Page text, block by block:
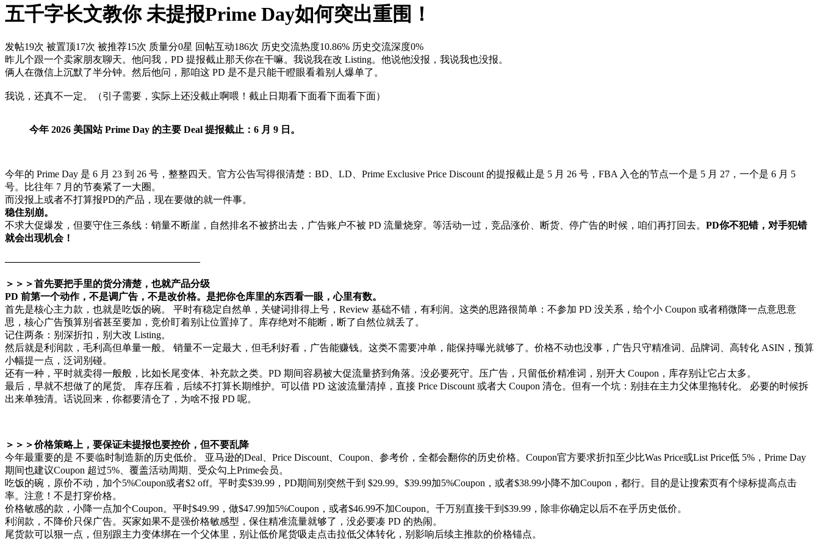
五千字长文教你 未提报Prime Day如何突出重围！
发帖19次 被置顶17次 被推荐15次 质量分0星 回帖互动186次 历史交流热度10.86% 历史交流深度0%
昨儿个跟一个卖家朋友聊天。他问我，PD 提报截止那天你在干嘛。我说我在改 Listing。他说他没报，我说我也没报。
俩人在微信上沉默了半分钟。然后他问，那咱这 PD 是不是只能干瞪眼看着别人爆单了。
我说，还真不一定。（引子需要，实际上还没截止啊喂！截止日期看下面看下面看下面）
今年 2026 美国站 Prime Day 的主要 Deal 提报截止：6 月 9 日。
今年的 Prime Day 是 6 月 23 到 26 号，整整四天。官方公告写得很清楚：BD、LD、Prime Exclusive Price Discount 的提报截止是 5 月 26 号，FBA 入仓的节点一个是 5 月 27，一个是 6 月 5
号。比往年 7 月的节奏紧了一大圈。
而没报上或者不打算报PD的产品，现在要做的就一件事。
稳住别崩。
不求大促爆发，但要守住三条线：销量不断崖，自然排名不被挤出去，广告账户不被 PD 流量烧穿。等活动一过，竞品涨价、断货、停广告的时候，咱们再打回去。 PD你不犯错，对手犯错
就会出现机会！
————————————————————
＞＞＞首先要把手里的货分清楚，也就产品分级
PD 前第一个动作，不是调广告，不是改价格。是把你仓库里的东西看一眼，心里有数。
首先是核心主力款，也就是吃饭的碗。 平时有稳定自然单，关键词排得上号，Review 基础不错，有利润。这类的思路很简单：不参加 PD 没关系，给个小 Coupon 或者稍微降一点意思意
思，核心广告预算别省甚至要加，竞价盯着别让位置掉了。库存绝对不能断，断了自然位就丢了。
记住两条：别深折扣，别大改 Listing。
然后就是利润款，毛利高但单量一般。 销量不一定最大，但毛利好看，广告能赚钱。这类不需要冲单，能保持曝光就够了。价格不动也没事，广告只守精准词、品牌词、高转化 ASIN，预算
小幅提一点，泛词别碰。
还有一种，平时就卖得一般般，比如长尾变体、补充款之类。PD 期间容易被大促流量挤到角落。没必要死守。压广告，只留低价精准词，别开大 Coupon，库存别让它占太多。
最后，早就不想做了的尾货。 库存压着，后续不打算长期维护。可以借 PD 这波流量清掉，直接 Price Discount 或者大 Coupon 清仓。但有一个坑：别挂在主力父体里拖转化。 必要的时候拆
出来单独清。话说回来，你都要清仓了，为啥不报 PD 呢。
＞＞＞价格策略上，要保证未提报也要控价，但不要乱降
今年最重要的是 不要临时制造新的历史低价。 亚马逊的Deal、Price Discount、Coupon、参考价，全都会翻你的历史价格。Coupon官方要求折扣至少比Was Price或List Price低 5%，Prime Day
期间也建议Coupon 超过5%、覆盖活动周期、受众勾上Prime会员。
吃饭的碗，原价不动，加个5%Coupon或者$2 off。平时卖$39.99，PD期间别突然干到 $29.99。$39.99加5%Coupon，或者$38.99小降不加Coupon，都行。目的是让搜索页有个绿标提高点击
率。注意！不是打穿价格。
价格敏感的款，小降一点加个Coupon。平时$49.99，做$47.99加5%Coupon，或者$46.99不加Coupon。千万别直接干到$39.99，除非你确定以后不在乎历史低价。
利润款，不降价只保广告。买家如果不是强价格敏感型，保住精准流量就够了，没必要凑 PD 的热闹。
尾货款可以狠一点，但别跟主力变体绑在一个父体里，别让低价尾货吸走点击拉低父体转化，别影响后续主推款的价格锚点。